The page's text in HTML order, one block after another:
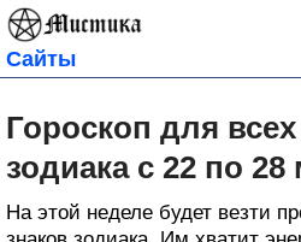
Сайты
Гороскоп для
зодиака с 22 по 28
На этой неделе будет везти